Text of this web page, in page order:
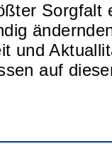
Sorgfalt
und
auf